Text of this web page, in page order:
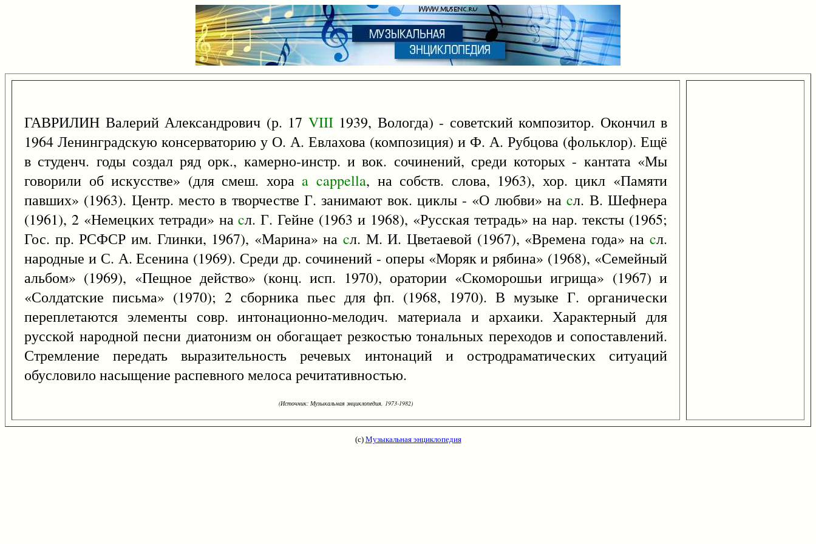
ГАВРИЛИН Валерий Александрович (р. 17 VIII1939, Вологда) - советский композитор. Окончил в
1964 Ленинградскую консерваторию у О. А. Евлахова (композиция) и Ф. А. Рубцова (фольклор). Ещё
в студенч. годы создал ряд орк., камерно-инстр. и вок. сочинений, среди которых - кантата «Мы
говорили об искусстве» (для смеш. хора a cappella, на собств. слова, 1963), хор. цикл «Памяти
павших» (1963). Центр. место в творчестве Г. занимают вок. циклы - «О любви» наcл. В. Шефнера
(1961), 2 «Немецких тетради» наcл. Г. Гейне (1963 и 1968), «Русская тетрадь» на нар. тексты (1965;
Гос. пр. РСФСР им. Глинки, 1967), «Марина» на cл. М. И. Цветаевой (1967), «Времена года» на cл.
народные и С. А. Есенина (1969). Среди др. сочинений - оперы «Моряк и рябина» (1968), «Семейный
альбом» (1969), «Пещное действо» (конц. исп. 1970), оратории «Скоморошьи игрища» (1967) и
«Солдатские письма» (1970); 2 сборника пьес для фп. (1968, 1970). В музыке Г. органически
переплетаются элементы совр. интонационно-мелодич. материала и архаики. Характерный для
русской народной песни диатонизм он обогащает резкостью тональных переходов и сопоставлений.
Стремление передать выразительность речевых интонаций и остродраматических ситуаций
обусловило насыщение распевного мелоса речитативностью.
(Источник: Музыкальная энциклопедия, 1973-1982)
(с) Музыкальная энциклопедия